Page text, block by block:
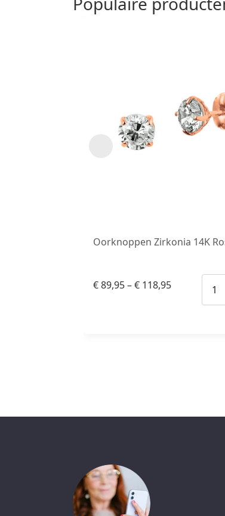
Oorknoppen Zirkonia 14K
€89,95–€ 118,95